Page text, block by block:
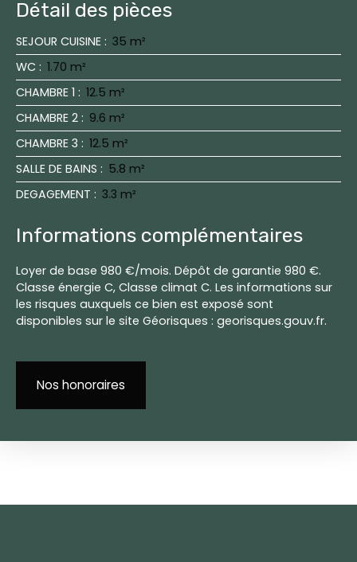
Détail des pièces
SEJOUR CUISINE : 35 m²
WC : 1.70 m²
CHAMBRE 1 : 12.5 m²
CHAMBRE 2 : 9.6 m²
CHAMBRE 3 : 12.5 m²
SALLE DE BAINS : 5.8 m²
DEGAGEMENT : 3.3 m²
Informations complémentaires
Loyer de base 980 €/mois. Dépôt de garantie 980 €.
Classe énergie C, Classe climat C. Les informations sur
les risques auxquels ce bien est exposé sont
disponibles sur le site Géorisques : georisques.gouv.fr.
Nos honoraires